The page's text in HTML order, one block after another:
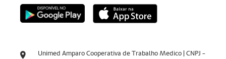
Unimed Amparo Cooperativa de Trabalho Medico | CNPJ -